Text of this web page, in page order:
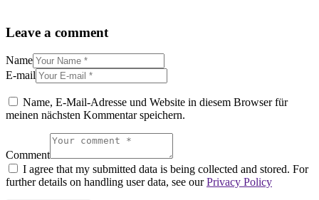
Leave a comment
Name
E-mail
Name, E-Mail-Adresse und Website in diesem Browser für
meinen nächsten Kommentar speichern.
Comment
I agree that my submitted data is being collected and stored. For
further details on handling user data, see ourPrivacy Policy